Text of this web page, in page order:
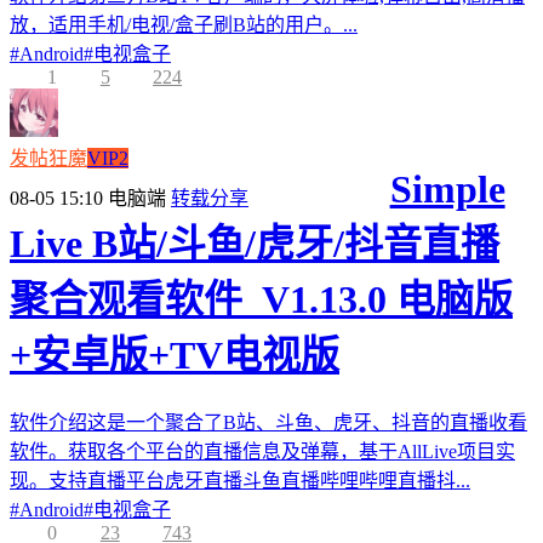
放，适用手机/电视/盒子刷B站的用户。...
#Android#电视盒子
1
5 224
发帖狂魔VIP2
08-05 15:10 电脑端 转载分享
Simple
Live B站/斗鱼/虎牙/抖音直播
聚合观看软件_V1.13.0 电脑版
+安卓版+TV电视版
软件介绍这是一个聚合了B站、斗鱼、虎牙、抖音的直播收看
软件。获取各个平台的直播信息及弹幕，基于AllLive项目实
现。支持直播平台虎牙直播斗鱼直播哔哩哔哩直播抖...
#Android#电视盒子
0
23 743